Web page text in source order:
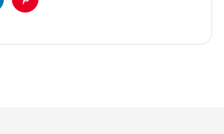
Pinterest